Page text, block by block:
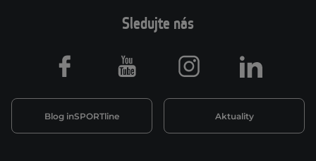
Sledujte nás
Blog inSPORTline Aktuality
Facebook Youtube Instagram LinkedIn